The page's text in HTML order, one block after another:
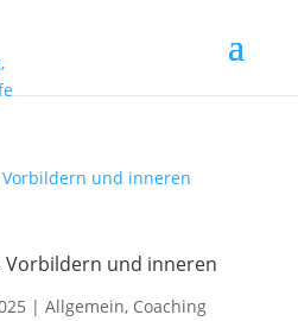
Vorbildern und inneren
| Allgemein, Coaching